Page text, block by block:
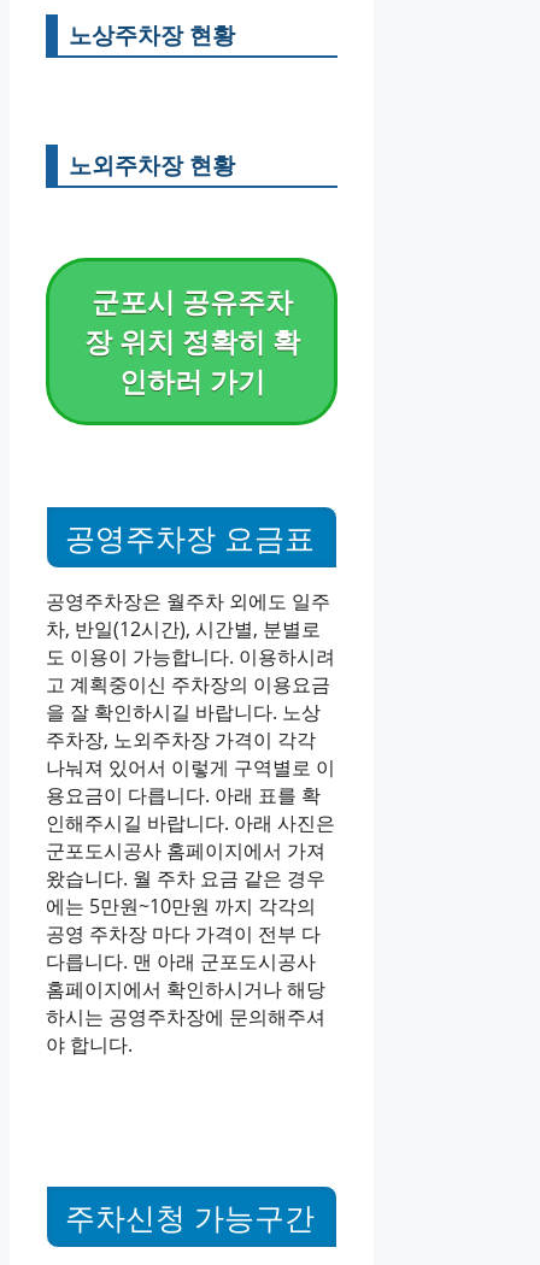
노상주차장 현황
노외주차장 현황
군포시 공유주차
장 위치 정확히 확
인하러 가기
공영주차장 요금표
공영주차장은 월주차 외에도 일주
차, 반일(12시간), 시간별, 분별로
도 이용이 가능합니다. 이용하시려
고 계획중이신 주차장의 이용요금
을 잘 확인하시길 바랍니다. 노상
주차장, 노외주차장 가격이 각각
나눠져 있어서 이렇게 구역별로 이
용요금이 다릅니다. 아래 표를 확
인해주시길 바랍니다. 아래 사진은
군포도시공사 홈페이지에서 가져
왔습니다. 월 주차 요금 같은 경우
에는 5만원~10만원 까지 각각의
공영 주차장 마다 가격이 전부 다
다릅니다. 맨 아래 군포도시공사
홈페이지에서 확인하시거나 해당
하시는 공영주차장에 문의해주셔
야 합니다.
주차신청 가능구간